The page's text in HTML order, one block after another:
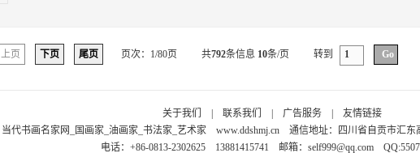
上页 下页 尾页 页次：1/80页 共792条信息 10条/页 转到
关于我们 联系我们 广告服务
友情链接
当代书画名家网_国画家_油画家_书法家_艺术家 www.ddshmj.cn 通信地址：四川省自贡市汇东
电话：+86-0813-2302625 13881415741 邮箱： self999@qq.com